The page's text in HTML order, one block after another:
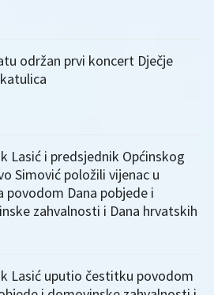
održan prvi koncert Dječje
Lasić i predsjednik Općinskog
Simović položili vijenac u
povodom Dana pobjede i
zahvalnosti i Dana hrvatskih
Lasić uputio čestitku povodom